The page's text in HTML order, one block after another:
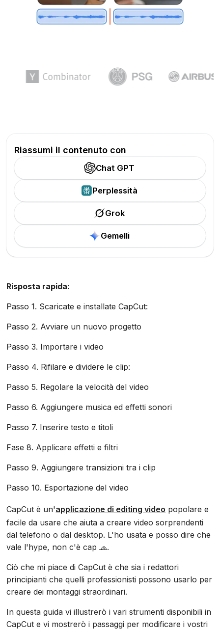
Riassumi il contenuto con
Chat GPT
Perplessità
Grok
Gemelli
Risposta rapida:
Passo 1. Scaricate e installate CapCut:
Passo 2. Avviare un nuovo progetto
Passo 3. Importare i video
Passo 4. Rifilare e dividere le clip:
Passo 5. Regolare la velocità del video
Passo 6. Aggiungere musica ed effetti sonori
Passo 7. Inserire testo e titoli
Fase 8. Applicare effetti e filtri
Passo 9. Aggiungere transizioni tra i clip
Passo 10. Esportazione del video
CapCut è un'applicazione di editing video popolare e
facile da usare che aiuta a creare video sorprendenti
dal telefono o dal desktop. L'ho usata e posso dire che
vale l'hype, non c'è cap 🧢.
Ciò che mi piace di CapCut è che sia i redattori
principianti che quelli professionisti possono usarlo per
creare dei montaggi straordinari.
In questa guida vi illustrerò i vari strumenti disponibili in
CapCut e vi mostrerò i passaggi per modificare i vostri